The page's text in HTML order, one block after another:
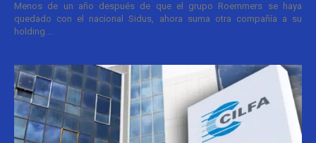
Menos de un año después de que el grupo Roemmers se haya
quedado con el nacional Sidus, ahora suma otra compañía a su
holding....